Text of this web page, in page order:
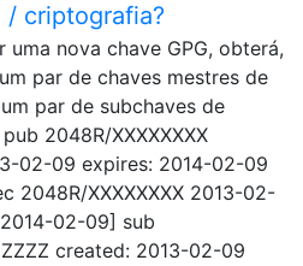
/ criptografia?
uma nova chave GPG, obterá,
par de chaves mestres de
par de subchaves de
2048R/XXXXXXXX
02-09 expires: 2014-02-09
2048R/XXXXXXXX 2013-02-
02-09] sub
created: 2013-02-09